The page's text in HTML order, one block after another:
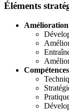
Éléments